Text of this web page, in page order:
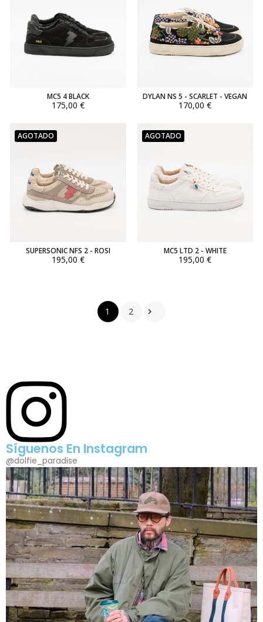
MC5 4 BLACK
175,00 €
DYLAN NS 5 - SCARLET - VEGAN
170,00 €
AGOTADO
SUPERSONIC NFS 2 - ROSI
195,00 €
AGOTADO
MC5 LTD 2 - WHITE
195,00 €
1 2 
Síguenos En Instagram
@dolfie_paradise